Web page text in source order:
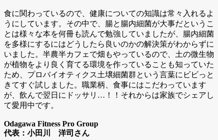
食に関わっているので、健康についての知識は常々入れるよ
うにしています。その中で、腸と腸内細菌が大事だというこ
とは様々な本を何冊も読んで勉強していましたが、腸内細菌
を多様にするにはどうしたら良いのかの解決策がわからずに
いました。半農半カフェで畑もやっているので、土の微生物
が植物をより良く育てる環境を作っていることも知っていた
ため、プロバイオティクス土壌細菌群という言葉にビビっと
きてすぐ試しました。職業柄、食事にはこだわっています
が、飲んで翌日にドッサリ…！！それからは家族でシェアし
て愛用中です。
Odagawa Fitness Pro Group
代表：小田川 洋司さん